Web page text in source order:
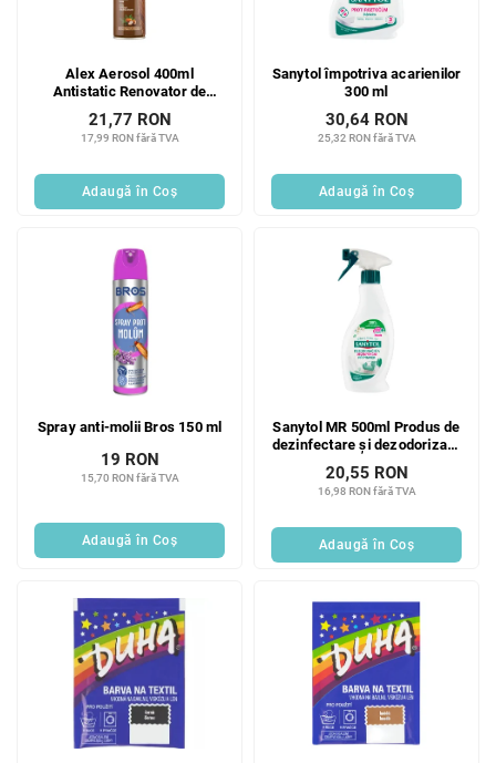
Alex Aerosol 400ml
Antistatic Renovator de
17,99 RON fără TVA
21,77 RON
Adaugă în Coş
Sanytol împotriva acarienilor
300 ml
25,32 RON fără TVA
30,64 RON
Adaugă în Coş
Spray anti-molii Bros 150 ml
15,70 RON fără TVA
19 RON
Adaugă în Coş
Sanytol MR 500ml Produs de
dezinfectare și dezodorizare
16,98 RON fără TVA
20,55 RON
Adaugă în Coş